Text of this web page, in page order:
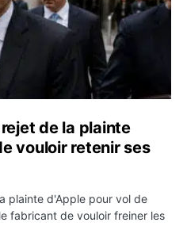
de la plainte
vouloir retenir ses
plainte d'Apple pour vol de
fabricant de vouloir freiner les